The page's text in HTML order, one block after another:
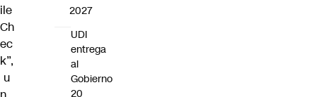
ile
Ch
ec
k”,
u
2027
UDI
entrega
al
Gobierno
20